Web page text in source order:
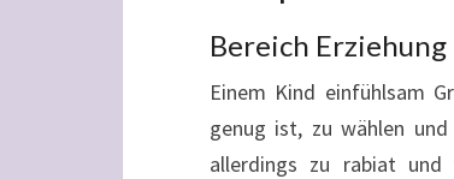
Bereich Erziehung
Einem Kind einfühlsam
genug ist, zu wählen
allerdings zu rabiat